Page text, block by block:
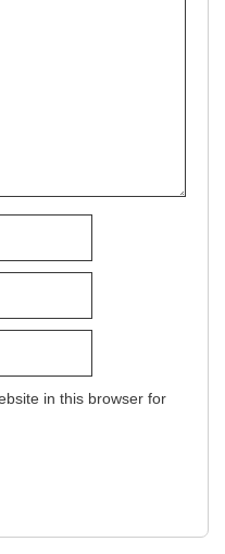
in this browser for